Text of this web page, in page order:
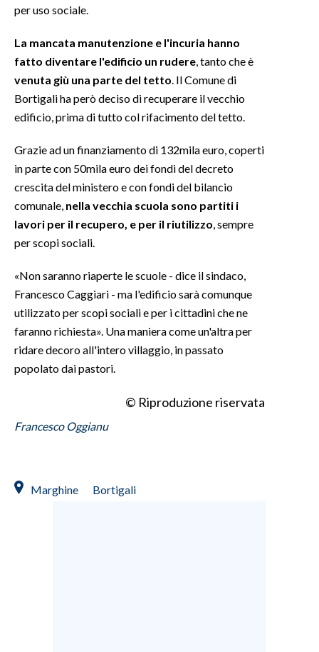
INFO AZIENDE
ABBONATI
NECROLOGI
PUBBLICITÀ
STORE
per uso sociale.
La mancata manutenzione e l'incuria hanno
fatto diventare l'edificio un rudere , tanto che è
venuta giù una parte del tetto . Il Comune di
Bortigali ha però deciso di recuperare il vecchio
edificio, prima di tutto col rifacimento del tetto.
Grazie ad un finanziamento di 132mila euro, coperti
in parte con 50mila euro dei fondi del decreto
crescita del ministero e con fondi del bilancio
comunale, nella vecchia scuola sono partiti i
lavori per il recupero, e per il riutilizzo , sempre
per scopi sociali.
«Non saranno riaperte le scuole - dice il sindaco,
Francesco Caggiari - ma l'edificio sarà comunque
utilizzato per scopi sociali e per i cittadini che ne
faranno richiesta». Una maniera come un'altra per
ridare decoro all'intero villaggio, in passato
popolato dai pastori.
© Riproduzione riservata
Francesco Oggianu
Marghine Bortigali